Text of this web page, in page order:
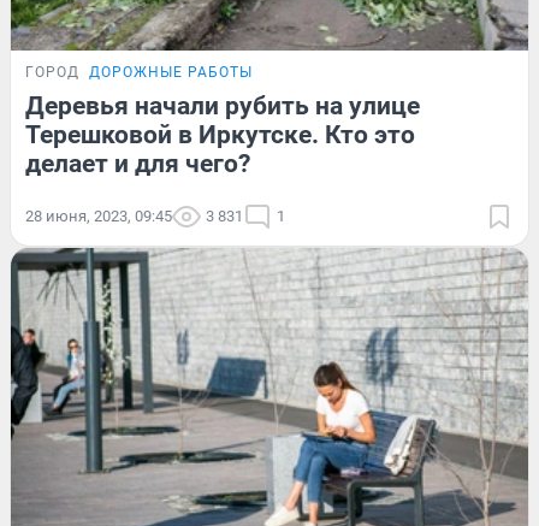
ГОРОД ДОРОЖНЫЕ РАБОТЫ
Деревья начали рубить на улице
Терешковой в Иркутске. Кто это
делает и для чего?
28 июня, 2023, 09:45 3 831 1